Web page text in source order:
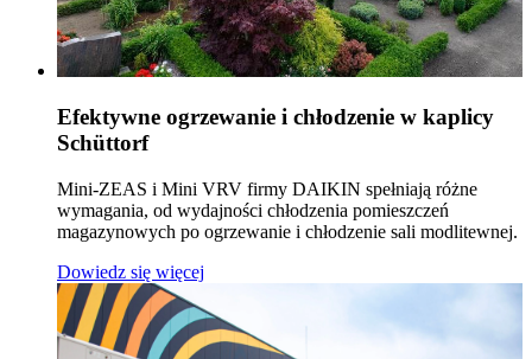
Efektywne ogrzewanie i chłodzenie w kaplicy
Schüttorf
Mini-ZEAS i Mini VRV firmy DAIKIN spełniają różne
wymagania, od wydajności chłodzenia pomieszczeń
magazynowych po ogrzewanie i chłodzenie sali modlitewnej.
Dowiedz się więcej